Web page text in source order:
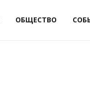
ОБЩЕСТВО